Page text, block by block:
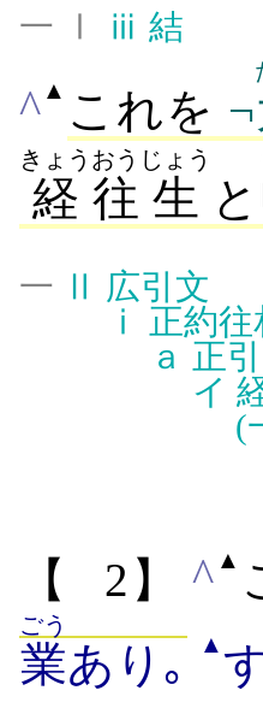
一 Ⅰ ⅲ 結
^ ▲ これを ¬
経
きょう
往
おう
生
じょう
と
一 Ⅱ 広引文
ⅰ
正約往
ａ 正引
イ
(
【 2】^ ▲
業
ごう
あり｡ ▲